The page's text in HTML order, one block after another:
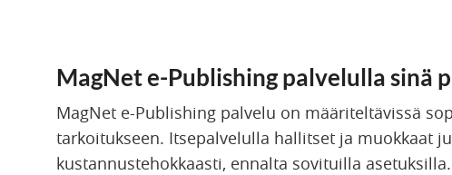
MagNet e-Publishing palvelulla sinä
MagNet e-Publishing palvelu on määriteltävissä
tarkoitukseen. Itsepalvelulla hallitset ja muokkaat
kustannustehokkaasti, ennalta sovituilla